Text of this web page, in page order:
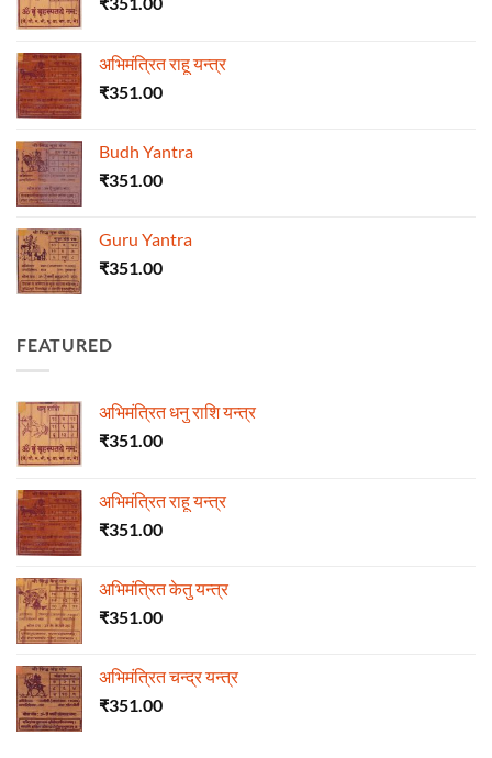
अभिमंत्रित राहू यन्त्र
₹351.00
Budh Yantra
₹351.00
Guru Yantra
₹351.00
FEATURED
अभिमंत्रित धनु राशि यन्त्र
₹351.00
अभिमंत्रित राहू यन्त्र
₹351.00
अभिमंत्रित केतु यन्त्र
₹351.00
अभिमंत्रित चन्द्र यन्त्र
₹351.00